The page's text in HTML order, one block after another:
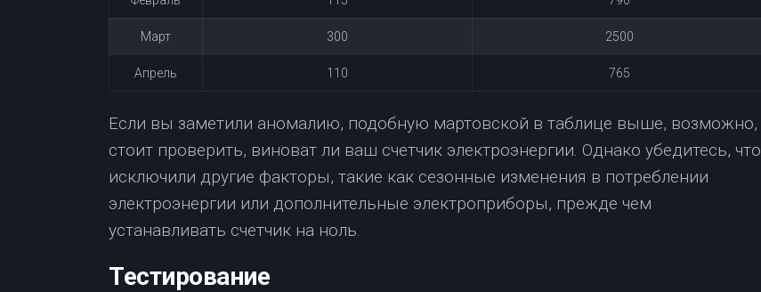
Март 300 2500
Апрель 110 765
Если вы заметили аномалию, подобную мартовской в таблице выше, возможно,
стоит проверить, виноват ли ваш счетчик электроэнергии. Однако убедитесь, что
исключили другие факторы, такие как сезонные изменения в потреблении
электроэнергии или дополнительные электроприборы, прежде чем
устанавливать счетчик на ноль.
Тестирование